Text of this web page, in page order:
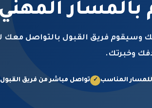
بالمسار
وسيقوم فريق القبول بالتواصل معك
وخبرتك.
للمسار المناسب ✓ تواصل مباشر من فريق القبول